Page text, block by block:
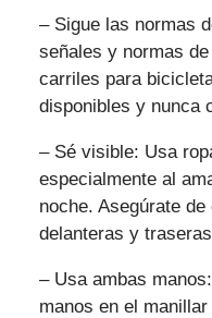
– Sigue las normas
señales y normas
carriles para
disponibles y nunca
– Sé visible: Usa
especialmente al
noche. Asegúrate
delanteras y
– Usa ambas
manos en el